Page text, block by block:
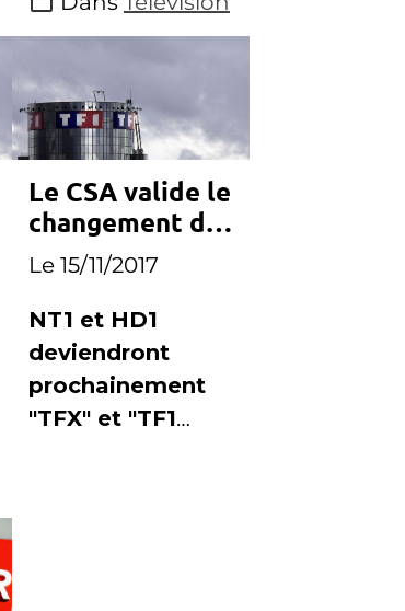
Le CSA valide le
changement de
noms de NT1 et
HD1
Le 15/11/2017
NT1 et HD1
deviendront
prochainement
"TFX" et "TF1